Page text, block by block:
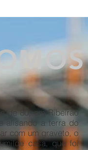
80, em Ribeirão
alisando a terra do
com um graveto, o
casa, que foi